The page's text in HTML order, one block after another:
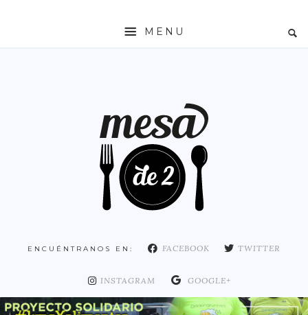
MENU
COMUNIDAD DE MADRID
DISTRITO ARGANZUELA
DISTRITO CHAMARTÍN
ENCUÉNTRANOS EN: FACEBOOK TWITTER
INSTAGRAM GOOGLE+